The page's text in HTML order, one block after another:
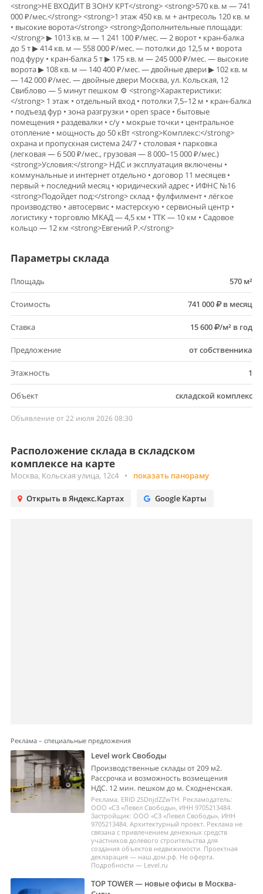
<strong>НЕ ВХОДИТ В ЗОНУ КРТ</strong> <strong>570 кв. м — 741
000 ₽/мес.</strong> <strong>1 этаж 450 кв. м + антресоль 120 кв. м
• высокие ворота</strong> <strong>Дополнительные площади:
</strong> ▶ 1013 кв. м — 1 241 100 ₽/мес. — 2 ворот • кран-балка
до 5 т ▶ 414 кв. м — 558 000 ₽/мес. — потолки до 12,5 м • ворота
под фуру • кран-балка 5 т ▶ 175 кв. м — 245 000 ₽/мес. — высокие
ворота ▶ 108 кв. м — 140 400 ₽/мес. — двойные двери ▶ 102 кв. м
— 142 000 ₽/мес. — двойные двери Москва, ул. Кольская, 12
Свиблово — 5 минут пешком ⚙️ <strong>Характеристики:
</strong> 1 этаж • отдельный вход • потолки 7,5–12 м • кран-балка
• подъезд фур • зона разгрузки • open space • бытовые
помещения • раздевалки • с/у • мокрые точки • центральное
отопление • мощность до 50 кВт <strong>Комплекс:</strong>
охрана и пропускная система 24/7 • столовая • парковка
(легковая — 6 500 ₽/мес., грузовая — 8 000–15 000 ₽/мес.)
<strong>Условия:</strong> НДС и эксплуатация включены •
коммунальные и интернет отдельно • договор 11 месяцев •
первый + последний месяц • юридический адрес • ИФНС №16
<strong>Подойдет под:</strong> склад • фулфилмент • лёгкое
производство • автосервис • мастерскую • сервисный центр •
логистику • торговлю МКАД — 4,5 км • ТТК — 10 км • Садовое
кольцо — 12 км <strong>Евгений Р.</strong>
Параметры склада
Площадь 570 м²
Стоимость 741 000 в месяц
Ставка 15 600 /м² в год
Предложение от собственника
Этажность 1
Объект складской комплекс
Объявление от 22 июля 2026 08:30
Расположение склада в складском
комплексе на карте
Москва, Кольская улица, 12с4 • показать панораму
Открыть в Яндекс.Картах Google Карты
Реклама – специальные предложения
Level work Свободы
Производственные склады от 209 м2.
Рассрочка и возможность возмещения
НДС. 12 мин. пешком до м. Сходненская.
Реклама. ERID 2SDnjdZZwTH. Рекламодатель:
ООО «СЗ «Левел Свободы», ИНН 9705213484.
Застройщик: ООО «СЗ «Левел Свободы», ИНН
9705213484. Архитектурный проект. Реклама не
связана с привлечением денежных средств
участников долевого строительства для
создания объектов недвижимости. Проектная
декларация — наш.дом.рф. Не оферта.
Подробности — Level.ru
TOP TOWER — новые офисы в Москва-